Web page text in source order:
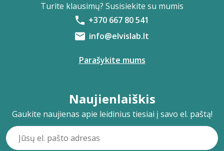
Turite klausimų? Susisiekite su mumis
+370 667 80 541
info@elvislab.lt
Parašykite mums
Naujienlaiškis
Gaukite naujienas apie leidinius tiesiai į savo el. paštą!